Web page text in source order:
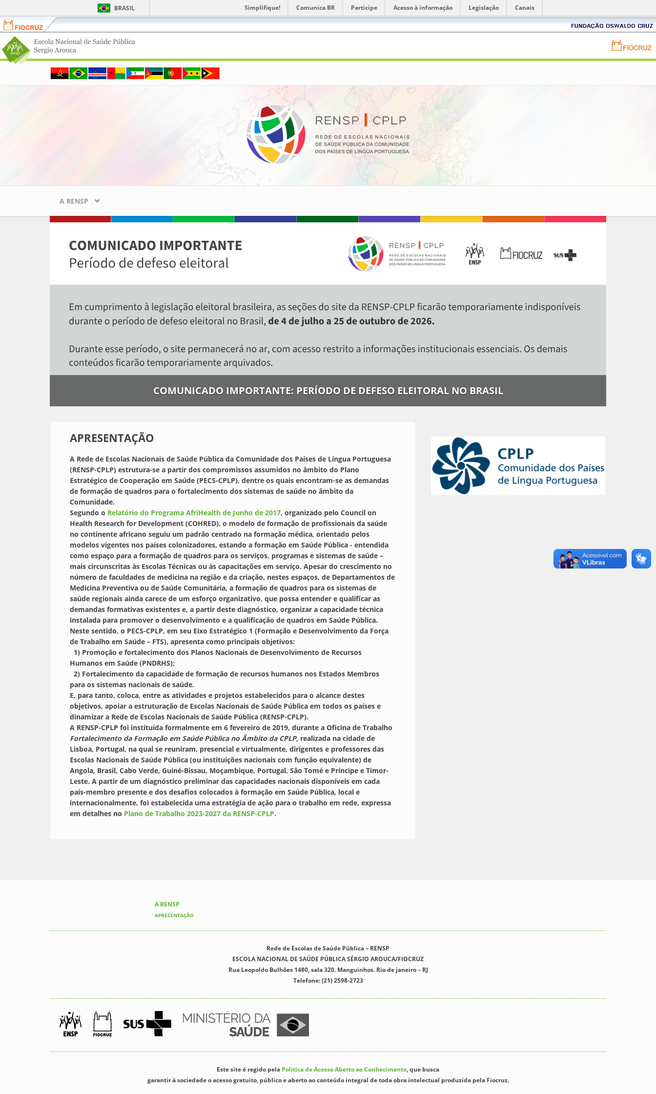
BRASIL Simplifique! Comunica BR Participe Acesso à informação Legislação Canais
Fiocruz
Fundação
Oswaldo
Portal
ENSP
-
Portal
Pular para o conteúdo principal
A RENSP
COMUNICADO IMPORTANTE: PERÍODO DE DEFESO ELEITORAL NO BRASIL
APRESENTAÇÃO
A Rede de Escolas Nacionais de Saúde Pública da Comunidade dos Países de Língua Portuguesa
(RENSP-CPLP) estrutura-se a partir dos compromissos assumidos no âmbito do Plano
Estratégico de Cooperação em Saúde (PECS-CPLP), dentre os quais encontram-se as demandas
de formação de quadros para o fortalecimento dos sistemas de saúde no âmbito da
Comunidade.
Segundo o Relatório do Programa AfriHealth de Junho de 2017, organizado pelo Council on
Health Research for Development (COHRED), o modelo de formação de profissionais da saúde
no continente africano seguiu um padrão centrado na formação médica, orientado pelos
modelos vigentes nos países colonizadores, estando a formação em Saúde Pública - entendida
como espaço para a formação de quadros para os serviços, programas e sistemas de saúde –
mais circunscritas às Escolas Técnicas ou às capacitações em serviço. Apesar do crescimento no
número de faculdades de medicina na região e da criação, nestes espaços, de Departamentos de
Medicina Preventiva ou de Saúde Comunitária, a formação de quadros para os sistemas de
saúde regionais ainda carece de um esforço organizativo, que possa entender e qualificar as
demandas formativas existentes e, a partir deste diagnóstico, organizar a capacidade técnica
instalada para promover o desenvolvimento e a qualificação de quadros em Saúde Pública.
Neste sentido, o PECS-CPLP, em seu Eixo Estratégico 1 (Formação e Desenvolvimento da Força
de Trabalho em Saúde – FTS), apresenta como principais objetivos:
1) Promoção e fortalecimento dos Planos Nacionais de Desenvolvimento de Recursos
Humanos em Saúde (PNDRHS);
2) Fortalecimento da capacidade de formação de recursos humanos nos Estados Membros
para os sistemas nacionais de saúde.
E, para tanto, coloca, entre as atividades e projetos estabelecidos para o alcance destes
objetivos, apoiar a estruturação de Escolas Nacionais de Saúde Pública em todos os países e
dinamizar a Rede de Escolas Nacionais de Saúde Pública (RENSP-CPLP).
A RENSP-CPLP foi instituída formalmente em 6 fevereiro de 2019, durante a Oficina de Trabalho
Fortalecimento da Formação em Saúde Pública no Âmbito da CPLP, realizada na cidade de
Lisboa, Portugal, na qual se reuniram, presencial e virtualmente, dirigentes e professores das
Escolas Nacionais de Saúde Pública (ou instituições nacionais com função equivalente) de
Angola, Brasil, Cabo Verde, Guiné-Bissau, Moçambique, Portugal, São Tomé e Príncipe e Timor-
Leste. A partir de um diagnóstico preliminar das capacidades nacionais disponíveis em cada
país-membro presente e dos desafios colocados à formação em Saúde Pública, local e
internacionalmente, foi estabelecida uma estratégia de ação para o trabalho em rede, expressa
em detalhes no Plano de Trabalho 2023-2027 da RENSP-CPLP.
A RENSP
APRESENTAÇÃO
Rede de Escolas de Saúde Pública – RENSP
ESCOLA NACIONAL DE SAÚDE PÚBLICA SÉRGIO AROUCA/FIOCRUZ
Rua Leopoldo Bulhões 1480, sala 320. Manguinhos. Rio de janeiro – RJ
Telefone: (21) 2598-2723
Este site é regido pela Política de Acesso Aberto ao Conhecimento, que busca
garantir à sociedade o acesso gratuito, público e aberto ao conteúdo integral de toda obra intelectual produzida pela Fiocruz.